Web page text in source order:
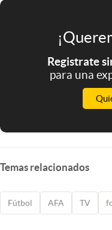
Registrate
para una
Temas relacionados
Fútbol AFA TV